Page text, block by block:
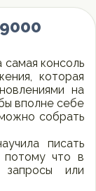
консоль
которая
на
вполне себе
собрать
писать
потому что в
запросы или